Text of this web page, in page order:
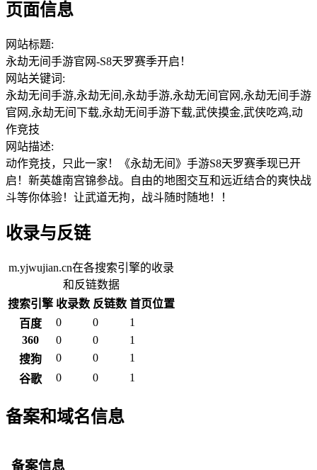
页面信息
网站标题:
永劫无间手游官网-S8天罗赛季开启！
网站关键词:
永劫无间手游,永劫无间,永劫手游,永劫无间官网,永劫无间手游
官网,永劫无间下载,永劫无间手游下载,武侠摸金,武侠吃鸡,动
作竞技
网站描述:
动作竞技，只此一家！《永劫无间》手游S8天罗赛季现已开
启！新英雄南宫锦参战。自由的地图交互和远近结合的爽快战
斗等你体验！让武道无拘，战斗随时随地！！
收录与反链
m.yjwujian.cn在各搜索引擎的收录
和反链数据
搜索引擎 收录数 反链数 首页位置
百度
0 0
1
360
0 0
1
搜狗
0 0
1
谷歌
0 0 1
备案和域名信息
备案信息